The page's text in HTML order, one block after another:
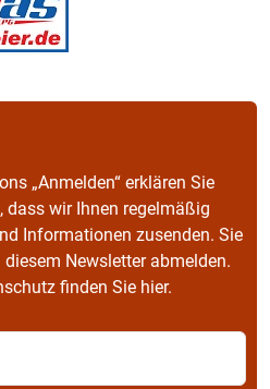
„Anmelden“ erklären Sie
wir Ihnen regelmäßig
Informationen zusenden. Sie
Newsletter abmelden.
finden Sie hier.